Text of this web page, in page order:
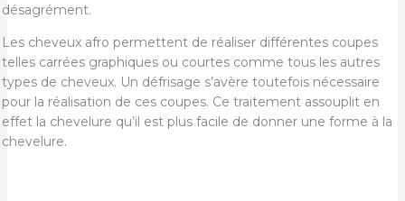
désagrément.
Les cheveux afro permettent de réaliser différentes coupes
telles carrées graphiques ou courtes comme tous les autres
types de cheveux. Un défrisage s’avère toutefois nécessaire
pour la réalisation de ces coupes. Ce traitement assouplit en
effet la chevelure qu’il est plus facile de donner une forme à la
chevelure.